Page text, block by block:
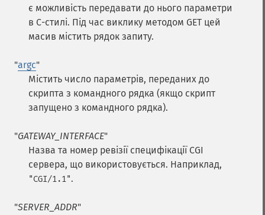
є можливість передавати до нього параметри
в C-стилі. Під час виклику методом GET цей
масив містить рядок запиту.
"argc"
Містить число параметрів, переданих до
скрипта з командного рядка (якщо скрипт
запущено з командного рядка).
"GATEWAY_INTERFACE"
Назва та номер ревізії специфікації CGI
сервера, що використовується. Наприклад,
"CGI/1.1".
"SERVER_ADDR"